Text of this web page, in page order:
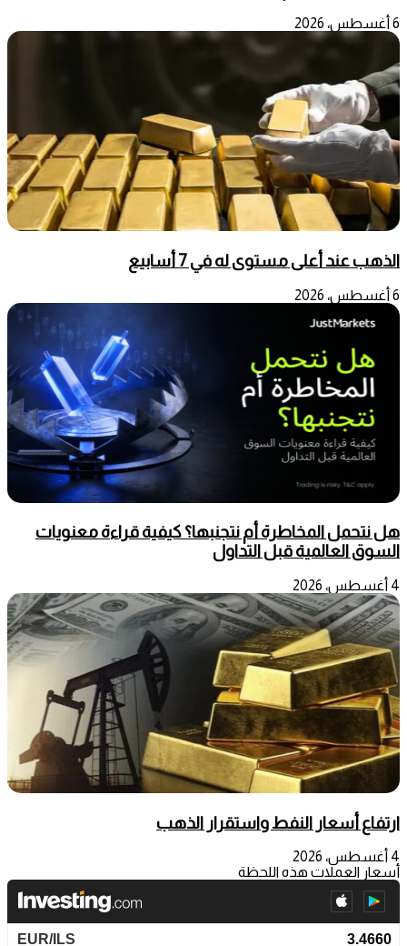
6 أغسطس، 2026
الذهب عند أعلى مستوى له في 7 أسابيع
6 أغسطس، 2026
هل نتحمل المخاطرة أم نتجنبها؟ كيفية قراءة معنويات
السوق العالمية قبل التداول
4 أغسطس، 2026
ارتفاع أسعار النفط واستقرار الذهب
4 أغسطس، 2026
أسعار العملات هذه اللحظة